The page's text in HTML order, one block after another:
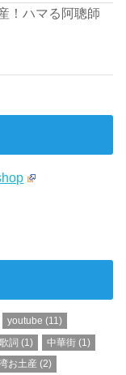
！ハマる阿聰師
youtube (11)
詞 (1) 中華街 (1)
お土産 (2)